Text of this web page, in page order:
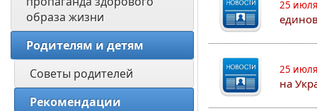
образа жизни
Родителям и детям
Советы родителей
Рекомендации
25
25
на